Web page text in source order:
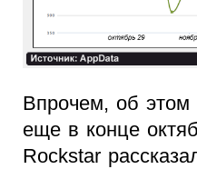
Впрочем, об этом
еще в конце
Rockstar